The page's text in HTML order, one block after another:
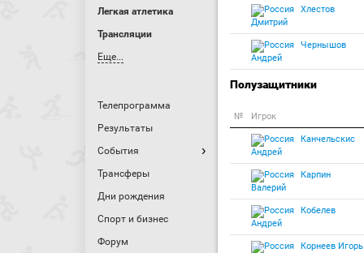
Легкая атлетика
Трансляции
Еще...
Телепрограмма
Результаты
События
Трансферы
Дни рождения
Спорт и бизнес
Форум
Хлестов
Дмитрий
Чернышов
Андрей
Полузащитники
№ Игрок
Канчельскис
Андрей
Карпин
Валерий
Кобелев
Андрей
Корнеев Игорь